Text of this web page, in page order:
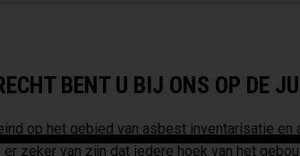
BENT U BIJ ONS OP DE
op het gebied van asbest inventarisatie
zeker van zijn dat iedere hoek van het